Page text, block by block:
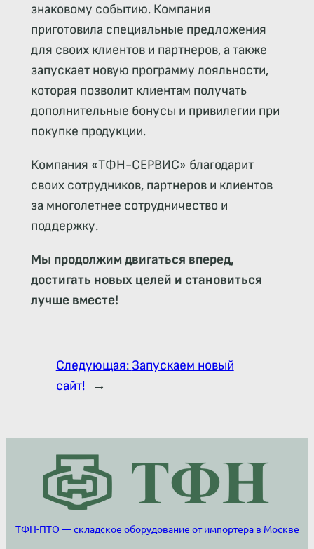
знаковому событию. Компания
приготовила специальные предложения
для своих клиентов и партнеров, а также
запускает новую программу лояльности,
которая позволит клиентам получать
дополнительные бонусы и привилегии при
покупке продукции.
Компания «ТФН-СЕРВИС» благодарит
своих сотрудников, партнеров и клиентов
за многолетнее сотрудничество и
поддержку.
Мы продолжим двигаться вперед,
достигать новых целей и становиться
лучше вместе!
Следующая: Запускаем новый
сайт!
→
ТФН-ПТО — складское оборудование от импортера в Москве